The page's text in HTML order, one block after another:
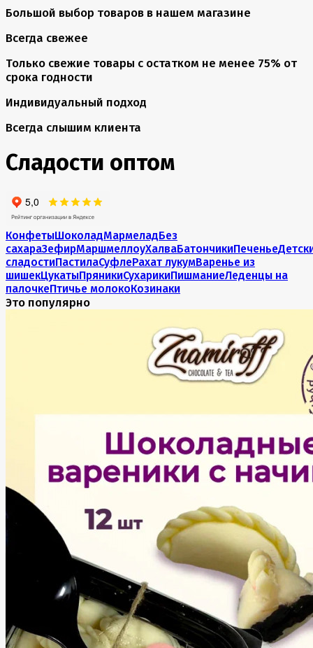
Большой выбор товаров в нашем магазине
Всегда свежее
Только свежие товары с остатком не менее 75% от
срока годности
Индивидуальный подход
Всегда слышим клиента
Сладости оптом
КонфетыШоколадМармеладБез
сахараЗефирМаршмеллоуХалваБатончикиПеченье
сладостиПастилаСуфлеРахат лукумВаренье из
шишекЦукатыПряникиСухарикиПишманиеЛеденцы на
палочкеПтичье молокоКозинаки
Это популярно